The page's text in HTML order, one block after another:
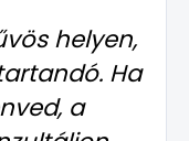
helyen,
Ha
a